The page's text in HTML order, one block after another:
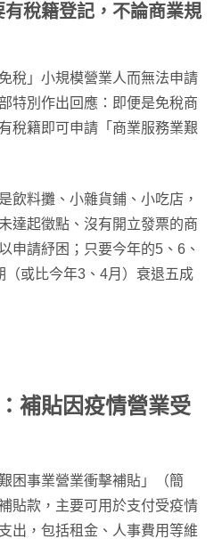
有稅籍登記，不論商業規
稅」小規模營業人而無法申請
特別作出回應：即便是免稅商
稅籍即可申請「商業服務業艱
飲料攤、小雜貨鋪、小吃店，
達起徵點、沒有開立發票的商
申請紓困；只要今年的5、6、
或比今年3、4月）衰退五成
補貼因疫情營業受
困事業營業衝擊補貼」（簡
貼款，主要可用於支付受疫情
出，包括租金、人事費用等維